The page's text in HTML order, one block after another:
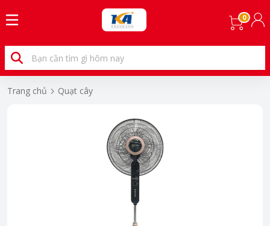
0
Trang chủ Quạt cây